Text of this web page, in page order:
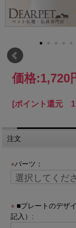
価格:1,720
[ポイント還元
注文
パーツ：
■プレートのデザ
記入）: